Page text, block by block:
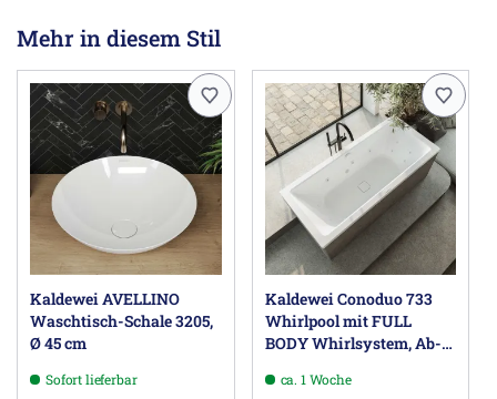
Mehr in diesem Stil
Kaldewei AVELLINO
Waschtisch-Schale 3205,
Ø 45 cm
Sofort lieferbar
Kaldewei Conoduo 733
Whirlpool mit FULL
BODY Whirlsystem, Ab-
Wassereinlauf, Perl-
ca. 1 Woche